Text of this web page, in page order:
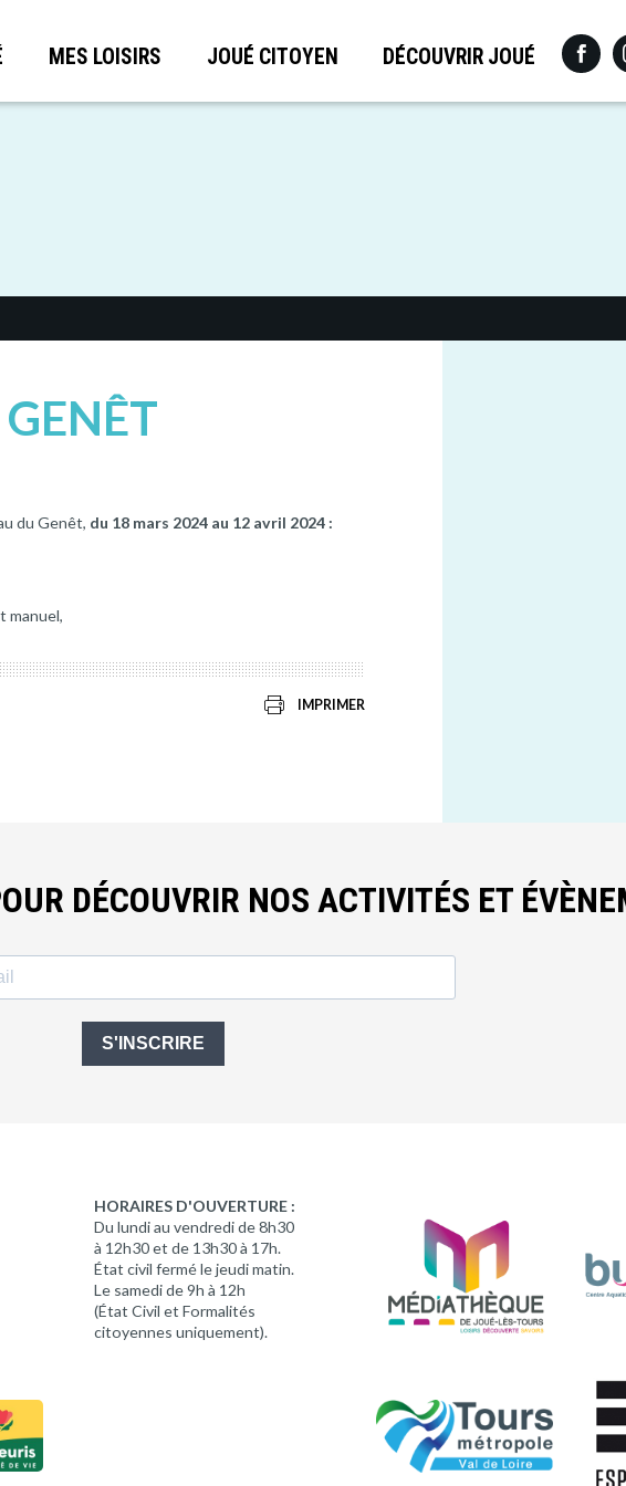
MES LOISIRS JOUÉ CITOYEN DÉCOUVRIR JOUÉ
du Genêt, du 18 mars 2024 au 12 avril 2024 :
manuel,
IMPRIMER
DÉCOUVRIR NOS ACTIVITÉS ET
S'INSCRIRE
HORAIRES D'OUVERTURE :
Du lundi au vendredi de 8h30
à 12h30 et de 13h30 à 17h.
État civil fermé le jeudi matin.
Le samedi de 9h à 12h
(État Civil et Formalités
citoyennes uniquement).